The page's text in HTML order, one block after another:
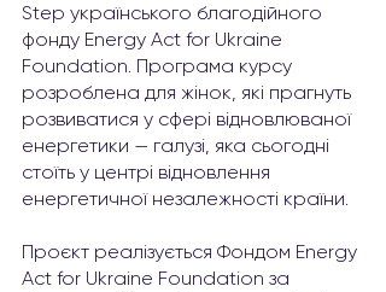
Step українського благодійного
фонду Energy Act for Ukraine
Foundation. Програма курсу
розроблена для жінок, які прагнуть
розвиватися у сфері відновлюваної
енергетики — галузі, яка сьогодні
стоїть у центрі відновлення
енергетичної незалежності країни.
Проєкт реалізується Фондом Energy
Act for Ukraine Foundation за